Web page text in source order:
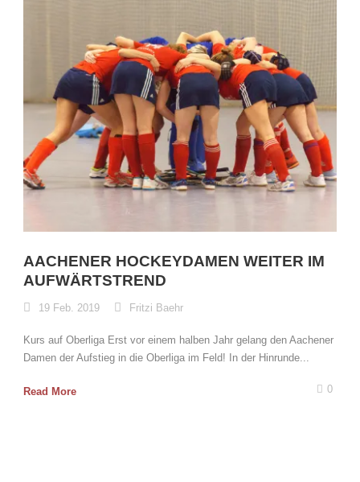
AACHENER HOCKEYDAMEN WEITER IM
AUFWÄRTSTREND
19 Feb. 2019 Fritzi Baehr
Kurs auf Oberliga Erst vor einem halben Jahr gelang den Aachener
Damen der Aufstieg in die Oberliga im Feld! In der Hinrunde...
Read More 0